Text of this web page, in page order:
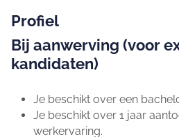
Profiel
Bij aanwerving (voor
kandidaten)
Je beschikt over een
Je beschikt over 1 jaar
werkervaring.